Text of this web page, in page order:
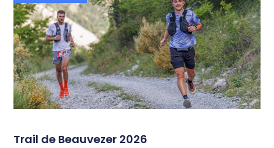
Trail de Beauvezer 2026